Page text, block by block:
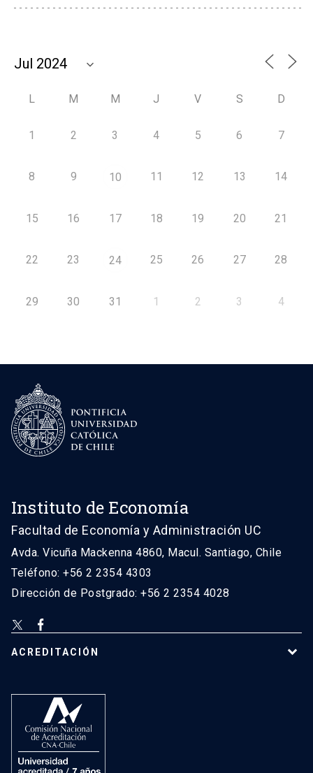
L M M J V S D
1 2 3 4 5 6 7
8 9 10 11 12 13 14
15 16 17 18 19 20 21
22 23 24 25 26 27 28
29 30 31 1 2 3 4
Instituto de Economía
Facultad de Economía y Administración UC
Avda. Vicuña Mackenna 4860, Macul. Santiago, Chile
Teléfono: +56 2 2354 4303
Dirección de Postgrado: +56 2 2354 4028
ACREDITACIÓN